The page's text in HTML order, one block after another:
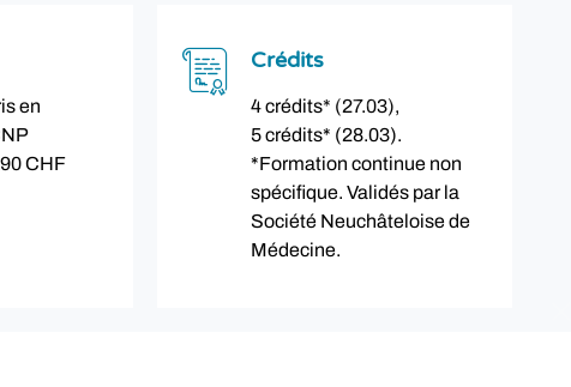
en
CHF
Crédits
4 crédits* (27.03),
5 crédits* (28.03).
*Formation continue non
spécifique. Validés par la
Société Neuchâteloise de
Médecine.